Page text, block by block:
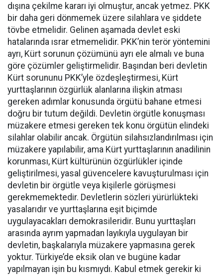
dışına çekilme kararı iyi olmuştur, ancak yetmez. PKK
bir daha geri dönmemek üzere silahlara ve şiddete
tövbe etmelidir. Gelinen aşamada devlet eski
hatalarında ısrar etmemelidir. PKK’nin terör yöntemini
ayrı, Kürt sorunun çözümünü ayrı ele almalı ve buna
göre çözümler geliştirmelidir. Başından beri devletin
Kürt sorununu PKK’yle özdeşleştirmesi, Kürt
yurttaşlarının özgürlük alanlarına ilişkin atması
gereken adımlar konusunda örgütü bahane etmesi
doğru bir tutum değildi. Devletin örgütle konuşması
müzakere etmesi gereken tek konu örgütün elindeki
silahlar olabilir ancak. Örgütün silahsızlandırılması için
müzakere yapılabilir, ama Kürt yurttaşlarının anadilinin
korunması, Kürt kültürünün özgürlükler içinde
geliştirilmesi, yasal güvencelere kavuşturulması için
devletin bir örgütle veya kişilerle görüşmesi
gerekmemektedir. Devletlerin sözleri yürürlükteki
yasalarıdır ve yurttaşlarına eşit biçimde
uygulayacakları demokrasileridir. Bunu yurttaşları
arasında ayrım yapmadan layıkıyla uygulayan bir
devletin, başkalarıyla müzakere yapmasına gerek
yoktur. Türkiye’de eksik olan ve bugüne kadar
yapılmayan işin bu kısmıydı. Kabul etmek gerekir ki